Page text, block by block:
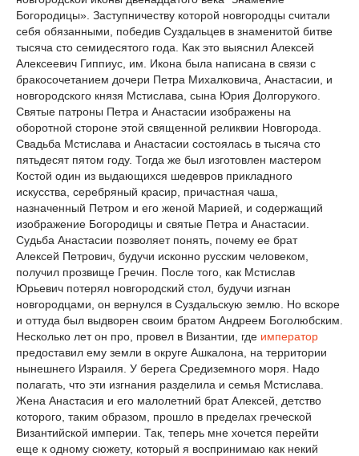
Богородицы». Заступничеству которой новгородцы считали
себя обязанными, победив Суздальцев в знаменитой битве
тысяча сто семидесятого года. Как это выяснил Алексей
Алексеевич Гиппиус, им. Икона была написана в связи с
бракосочетанием дочери Петра Михалковича, Анастасии, и
новгородского князя Мстислава, сына Юрия Долгорукого.
Святые патроны Петра и Анастасии изображены на
оборотной стороне этой священной реликвии Новгорода.
Свадьба Мстислава и Анастасии состоялась в тысяча сто
пятьдесят пятом году. Тогда же был изготовлен мастером
Костой один из выдающихся шедевров прикладного
искусства, серебряный красир, причастная чаша,
назначенный Петром и его женой Марией, и содержащий
изображение Богородицы и святые Петра и Анастасии.
Судьба Анастасии позволяет понять, почему ее брат
Алексей Петрович, будучи исконно русским человеком,
получил прозвище Гречин. После того, как Мстислав
Юрьевич потерял новгородский стол, будучи изгнан
новгородцами, он вернулся в Суздальскую землю. Но вскоре
и оттуда был выдворен своим братом Андреем Боголюбским.
Несколько лет он про, провел в Византии, где император
предоставил ему земли в округе Ашкалона, на территории
нынешнего Израиля. У берега Средиземного моря. Надо
полагать, что эти изгнания разделила и семья Мстислава.
Жена Анастасия и его малолетний брат Алексей, детство
которого, таким образом, прошло в пределах греческой
Византийской империи. Так, теперь мне хочется перейти
еще к одному сюжету, который я воспринимаю как некий